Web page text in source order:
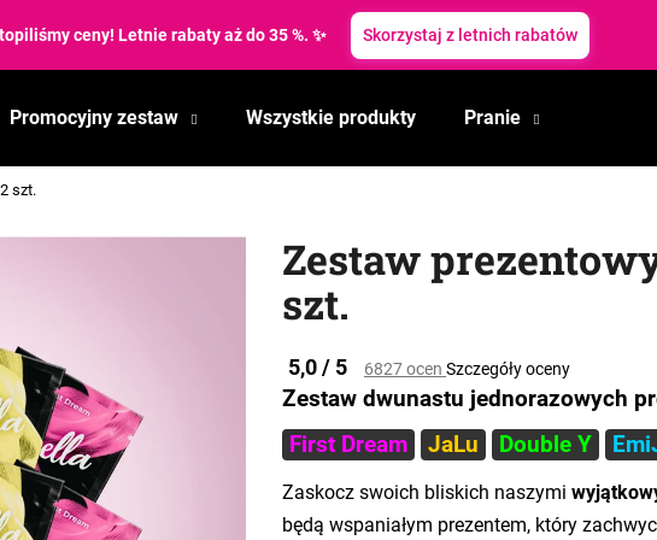
ceny! Letnie rabaty aż do 35 %. ✨ Skorzystaj z letnich rabatów
Promocyjny zestaw Wszystkie produkty Pranie
szt.
Zestaw
szt.
Średnia
ocena
produktu
wynosi
4,9
5
gwiazdek.
5,0 / 5 6827 ocen Szczegóły oceny
Zestaw dwunastu jednorazowych
First Dream
JaLu Double Y
Zaskocz swoich bliskich naszymi
będą wspaniałym prezentem, który
Czego szukasz?